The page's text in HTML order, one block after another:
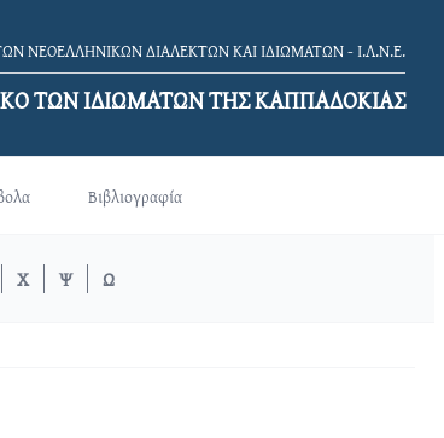
ΝΕΟΕΛΛΗΝΙΚΩΝ ΔΙΑΛΕΚΤΩΝ ΚΑΙ ΙΔΙΩΜΑΤΩΝ - Ι.Λ.Ν.Ε.
TΩΝ ΙΔΙΩΜΑΤΩΝ ΤΗΣ ΚΑΠΠΑΔΟΚΙΑΣ
Βιβλιογραφία
Χ Ψ Ω